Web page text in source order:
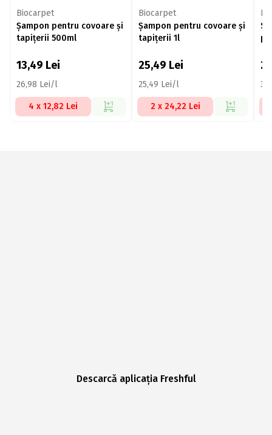
Biocarpet
Șampon pentru covoare și
tapițerii 500ml
13,49 Lei
26,98 Lei/l
4 x 12,82 Lei
Biocarpet
Șampon pentru covoare și
tapițerii 1l
25,49 Lei
25,49 Lei/l
2 x 24,22 Lei
Descarcă aplicația Freshful